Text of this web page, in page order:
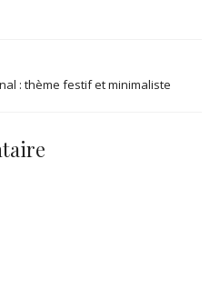
: thème festif et minimaliste